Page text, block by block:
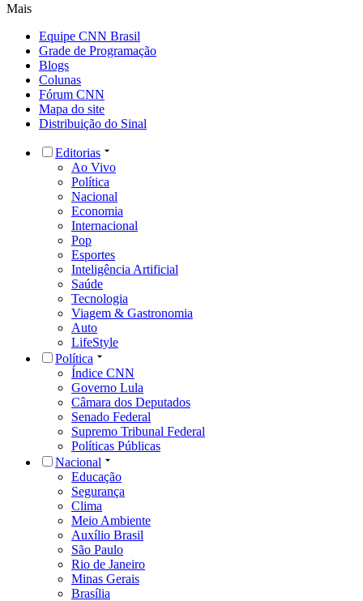
Mais
Equipe CNN Brasil
Grade de Programação
Blogs
Colunas
Fórum CNN
Mapa do site
Distribuição do Sinal
Editorias
Ao Vivo
Política
Nacional
Economia
Internacional
Pop
Esportes
Inteligência Artificial
Saúde
Tecnologia
Viagem & Gastronomia
Auto
LifeStyle
Política
Índice CNN
Governo Lula
Câmara dos Deputados
Senado Federal
Supremo Tribunal Federal
Políticas Públicas
Nacional
Educação
Segurança
Clima
Meio Ambiente
Auxílio Brasil
São Paulo
Rio de Janeiro
Minas Gerais
Brasília